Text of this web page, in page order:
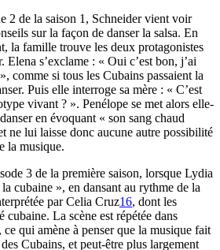
2 de la saison 1, Schneider vient voir
sur la façon de danser la salsa. En
la famille trouve les deux protagonistes
Elena s’exclame : « Oui c’est bon, j’ai
comme si tous les Cubains passaient la
Puis elle interroge sa mère : « C’est
vivant ? ». Penélope se met alors elle-
en évoquant « son sang chaud
ne lui laisse donc aucune autre possibilité
la musique.
3 de la première saison, lorsque Lydia
cubaine », en dansant au rythme de la
par Celia Cruz16, dont les
cubaine. La scène est répétée dans
ce qui amène à penser que la musique fait
Cubains, et peut-être plus largement